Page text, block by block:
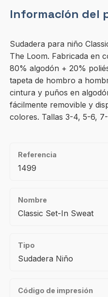
Información del
Sudadera para niño
The Loom. Fabricada en
80% algodón + 20%
tapeta de hombro a
cintura y puños en
fácilmente removible y
colores. Tallas 3-4, 5-6, 7-
Referencia
1499
Nombre
Classic Set-In Sweat
Tipo
Sudadera Niño
Código de impresión